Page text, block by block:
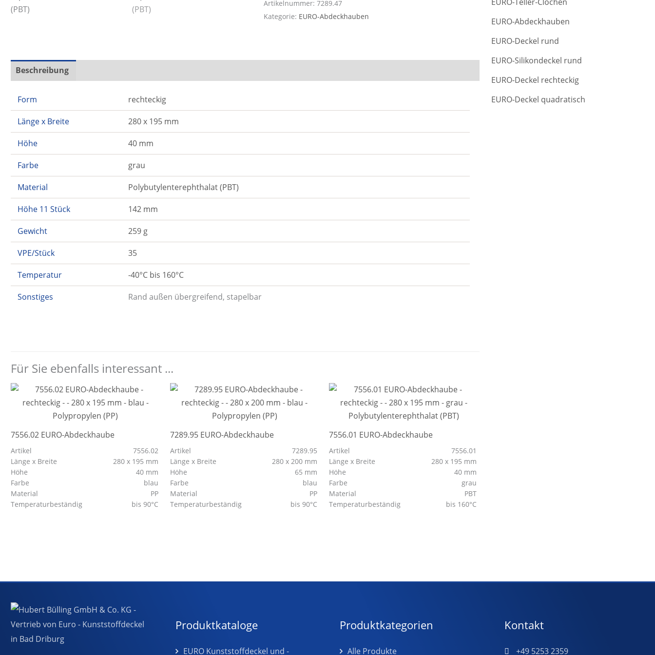
Artikelnummer:7289.47
Kategorie: EURO-Abdeckhauben
Beschreibung
Form rechteckig
Länge x Breite 280 x 195 mm
Höhe 40 mm
Farbe grau
Material Polybutylenterephthalat (PBT)
Höhe 11 Stück 142 mm
Gewicht 259 g
VPE/Stück 35
Temperatur -40°C bis 160°C
Sonstiges Rand außen übergreifend, stapelbar
Für Sie ebenfalls interessant ...
7556.02 EURO-Abdeckhaube
Artikel
7556.02
Länge x Breite
280 x 195 mm
Höhe
40 mm
Farbe
blau
Material
PP
Temperaturbeständig
bis 90°C
7289.95 EURO-Abdeckhaube
Artikel
7289.95
Länge x Breite
280 x 200 mm
Höhe
65 mm
Farbe
blau
Material
PP
Temperaturbeständig
bis 90°C
7556.01 EURO-Abdeckhaube
Artikel
7556.01
Länge x Breite
280 x 195 mm
Höhe
40 mm
Farbe
grau
Material
PBT
Temperaturbeständig
bis 160°C
r
h
EURO-Abdeckhauben
EURO-Deckel rund
EURO-Silikondeckel rund
EURO-Deckel rechteckig
EURO-Deckel quadratisch
Produktkataloge
EURO Kunststoffdeckel und -
Produktkategorien
Alle Produkte
Kontakt
+49 5253 2359